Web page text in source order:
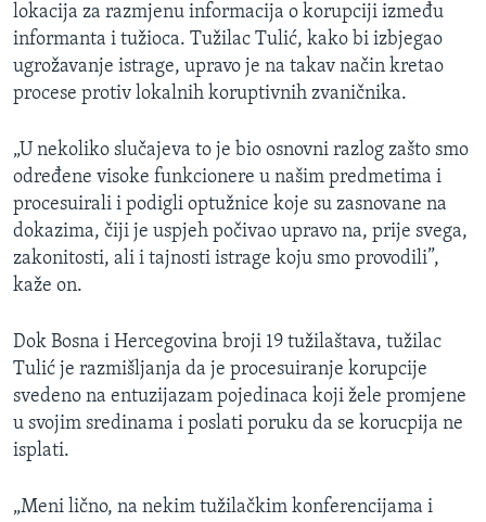
lokacija za razmjenu informacija o korupciji između
informanta i tužioca. Tužilac Tulić, kako bi izbjegao
ugrožavanje istrage, upravo je na takav način kretao
procese protiv lokalnih koruptivnih zvaničnika.
„U nekoliko slučajeva to je bio osnovni razlog zašto smo
određene visoke funkcionere u našim predmetima i
procesuirali i podigli optužnice koje su zasnovane na
dokazima, čiji je uspjeh počivao upravo na, prije svega,
zakonitosti, ali i tajnosti istrage koju smo provodili”,
kaže on.
Dok Bosna i Hercegovina broji 19 tužilaštava, tužilac
Tulić je razmišljanja da je procesuiranje korupcije
svedeno na entuzijazam pojedinaca koji žele promjene
u svojim sredinama i poslati poruku da se korucpija ne
isplati.
„Meni lično, na nekim tužilačkim konferencijama i